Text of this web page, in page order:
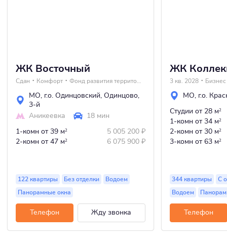
ЖК Восточный
Сдан Комфорт Фонд развития территорий
МО, г.о. Одинцовский, Одинцово,
3-й
Аникеевка
18 мин
1-комн от 39 м2 5 005 200 ₽
2-комн от 47 м2 6 075 900 ₽
122 квартиры Без отделки
Водоем
Панорамные окна
Телефон Жду звонка
ЖК
3 кв. 2028 Бизнес
МО, г.о.
Студии от 28 м2
1-комн от 34 м2
2-комн от 30 м2
3-комн от 63 м2
344 квартиры
С
Водоем
Телефон